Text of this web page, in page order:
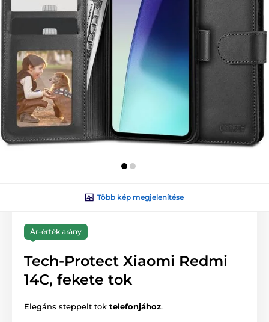
Több kép megjelenítése
Ár-érték arány
Tech-Protect Xiaomi Redmi
14C, fekete tok
Elegáns steppelt tok telefonjához.